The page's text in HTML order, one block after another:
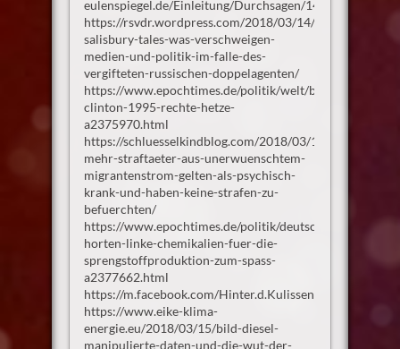
eulenspiegel.de/Einleitung/Durchsagen/14_02_2005/
https://rsvdr.wordpress.com/2018/03/14/die-
salisbury-tales-was-verschweigen-
medien-und-politik-im-falle-des-
vergifteten-russischen-doppelagenten/
https://www.epochtimes.de/politik/welt/bill-
clinton-1995-rechte-hetze-
a2375970.html
https://schluesselkindblog.com/2018/03/15/immer-
mehr-straftaeter-aus-unerwuenschtem-
migrantenstrom-gelten-als-psychisch-
krank-und-haben-keine-strafen-zu-
befuerchten/
https://www.epochtimes.de/politik/deutschland/
horten-linke-chemikalien-fuer-die-
sprengstoffproduktion-zum-spass-
a2377662.html
https://m.facebook.com/Hinter.d.Kulissen/posts/
https://www.eike-klima-
energie.eu/2018/03/15/bild-diesel-
manipulierte-daten-und-die-wut-der-